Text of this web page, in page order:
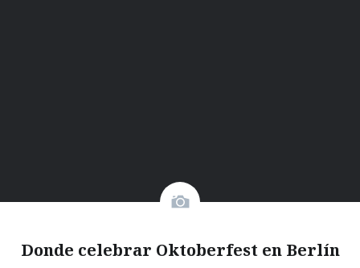
Donde celebrar Oktoberfest en Berlín